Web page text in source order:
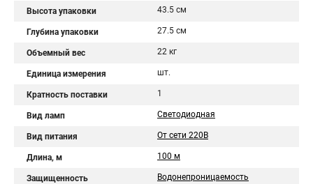
Высота упаковки 43.5 см
Глубина упаковки 27.5 см
Объемный вес 22 кг
Единица измерения шт.
Кратность поставки 1
Вид ламп Светодиодная
Вид питания От сети 220В
Длина, м 100 м
Защищенность Водонепроницаемость